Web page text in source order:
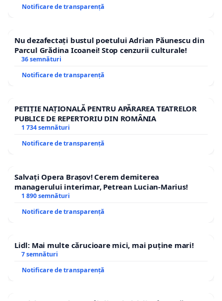
Notificare de transparență
Nu dezafectați bustul poetului Adrian Păunescu din
Parcul Grădina Icoanei! Stop cenzurii culturale!
36 semnături
Notificare de transparență
PETIȚIE NAȚIONALĂ PENTRU APĂRAREA TEATRELOR
PUBLICE DE REPERTORIU DIN ROMÂNIA
1 734 semnături
Notificare de transparență
Salvați Opera Brașov! Cerem demiterea
managerului interimar, Petrean Lucian-Marius!
1 890 semnături
Notificare de transparență
Lidl: Mai multe cărucioare mici, mai puține mari!
7 semnături
Notificare de transparență